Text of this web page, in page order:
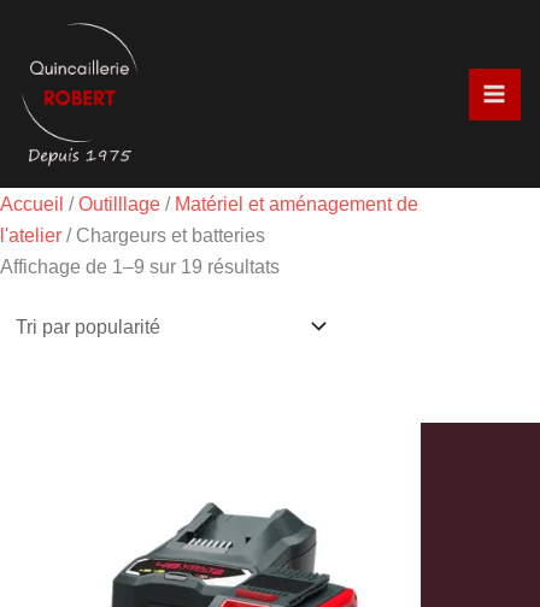
contenu
Accueil /Outilllage / Matériel et aménagement de
l'atelier / Chargeurs et batteries
Affichage de 1–9 sur 19 résultats